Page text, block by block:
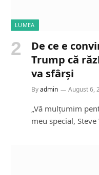
LUMEA
De ce e
Trump că
va sfârși
Byadmin August 6,
„Vă mulțumim
meu special,